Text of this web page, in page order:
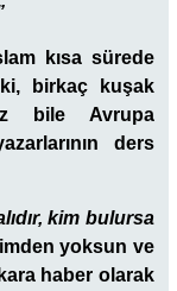
kısa sürede
birkaç kuşak
bile Avrupa
ders
kim bulursa
yoksun ve
haber olarak